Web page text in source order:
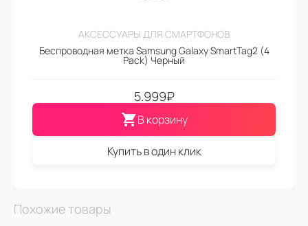
АКСЕССУАРЫ ДЛЯ СМАРТФОНОВ
Беспроводная метка Samsung Galaxy SmartTag2 (4
Pack) Черный
5.999₽
В корзину
Купить в один клик
Похожие товары